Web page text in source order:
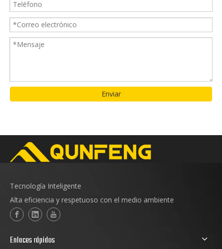
Enviar
Tecnología Inteligente
Alta eficiencia y respetuoso con el medio ambiente
Enlaces rápidos